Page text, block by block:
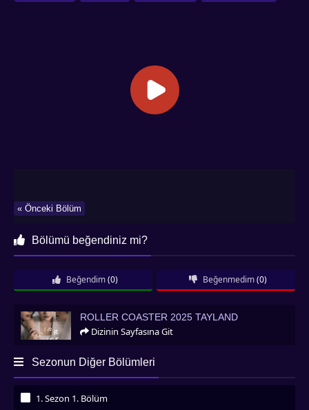
« Önceki Bölüm
Bölümü beğendiniz mi?
Beğendim (0) Beğenmedim (0)
Roller Coaster 2025 Tayland
ROLLER COASTER 2025 TAYLAND
Dizinin Sayfasına Git
Sezonun Diğer Bölümleri
1. Sezon 1. Bölüm